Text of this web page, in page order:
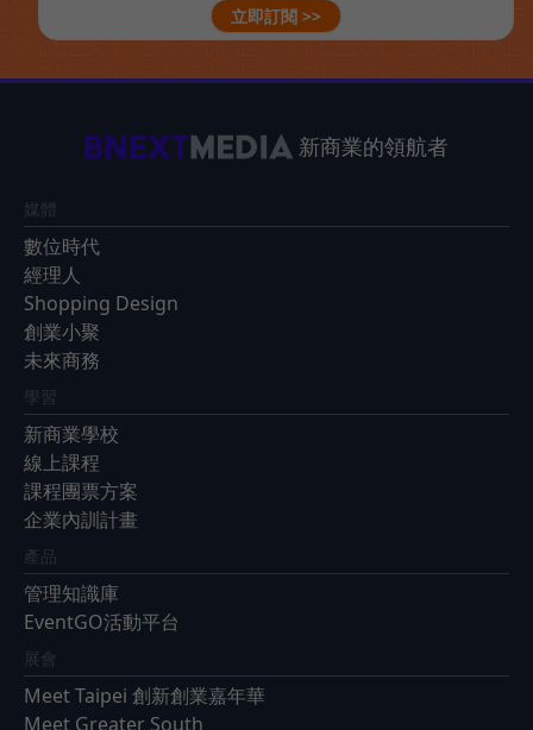
立即訂閱 >>
新商業的領航者
媒體
數位時代
經理人
Shopping Design
創業小聚
未來商務
學習
新商業學校
線上課程
課程團票方案
企業內訓計畫
產品
管理知識庫
EventGO活動平台
展會
Meet Taipei 創新創業嘉年華
Meet Greater South